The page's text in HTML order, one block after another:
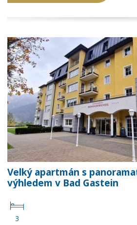
Velký apartmán s
výhledem v Bad Gastein
3